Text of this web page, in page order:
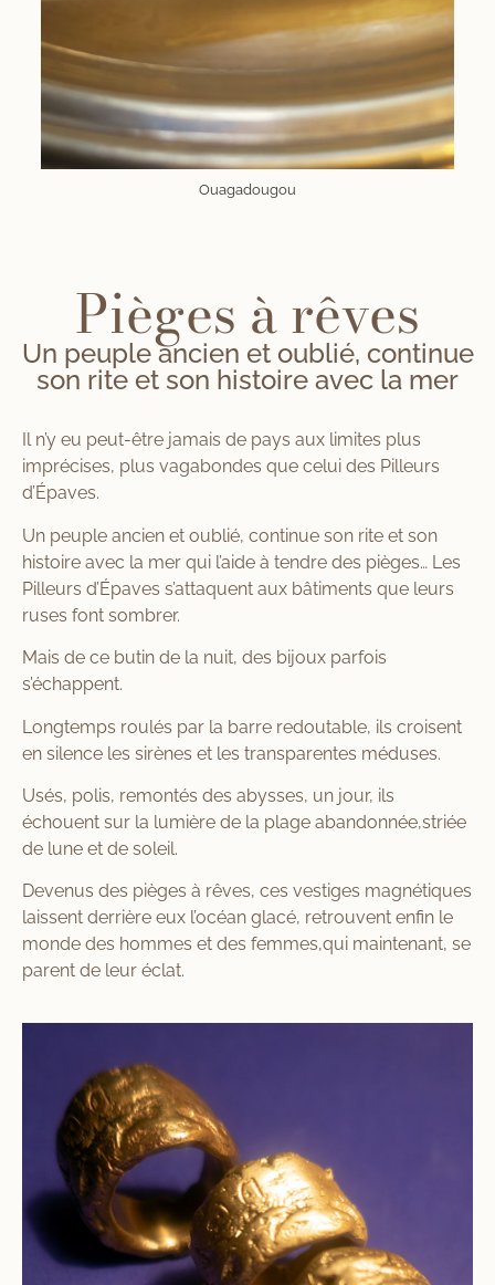
Ouagadougou
Pièges à rêves
Un peuple ancien et oublié, continue
son rite et son histoire avec la mer
Il n’y eu peut-être jamais de pays aux limites plus
imprécises, plus vagabondes que celui des Pilleurs
d’Épaves.
Un peuple ancien et oublié, continue son rite et son
histoire avec la mer qui l’aide à tendre des pièges… Les
Pilleurs d’Épaves s’attaquent aux bâtiments que leurs
ruses font sombrer.
Mais de ce butin de la nuit, des bijoux parfois
s’échappent.
Longtemps roulés par la barre redoutable, ils croisent
en silence les sirènes et les transparentes méduses.
Usés, polis, remontés des abysses, un jour, ils
échouent sur la lumière de la plage abandonnée,striée
de lune et de soleil.
Devenus des pièges à rêves, ces vestiges magnétiques
laissent derrière eux l’océan glacé, retrouvent enfin le
monde des hommes et des femmes,qui maintenant, se
parent de leur éclat.